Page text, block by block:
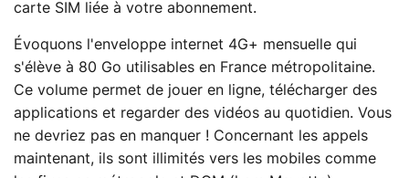
carte SIM liée à votre abonnement.
Évoquons l'enveloppe internet 4G+ mensuelle qui
s'élève à 80 Go utilisables en France métropolitaine.
Ce volume permet de jouer en ligne, télécharger des
applications et regarder des vidéos au quotidien. Vous
ne devriez pas en manquer ! Concernant les appels
maintenant, ils sont illimités vers les mobiles comme